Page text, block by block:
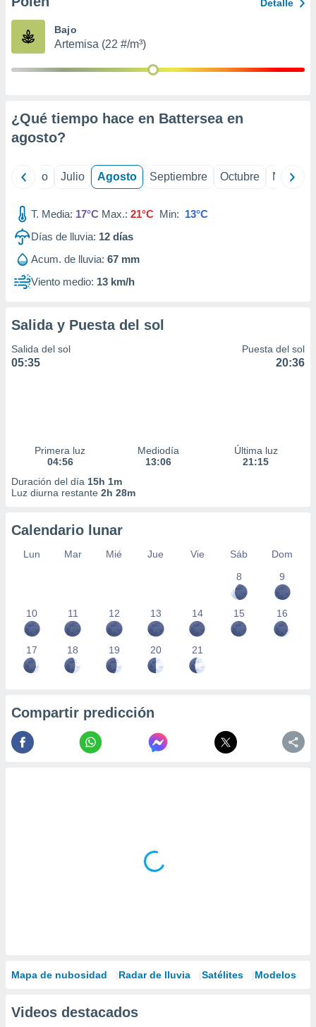
publicidad
1199
Detalle
Bajo
Artemisa (22 #/m³)
¿Qué tiempo hace en Battersea en
agosto?
Junio Julio Agosto Septiembre Octubre
T. Media: 17°C Max.: 21°C Min: 13°C
Días de lluvia: 12 días
Acum. de lluvia: 67 mm
Viento medio: 13 km/h
Salida y Puesta del sol
Salida del sol
05:35
Puesta del sol
20:36
Primera luz
04:56
Mediodía
13:06
Última luz
21:15
Duración del día 15h 1m
Luz diurna restante 2h 28m
Calendario lunar
Lun Mar Mié Jue Vie Sáb
Dom
8
9
10 11 12 13 14 15 16
17 18 19 20 21
Compartir predicción
Mapa de nubosidad Radar de lluvia Satélites Modelos
Videos destacados